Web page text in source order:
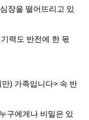
장을 떨어뜨리고 있
력도 반전에 한 몫
) 가족입니다> 속 반
구에게나 비밀은 있